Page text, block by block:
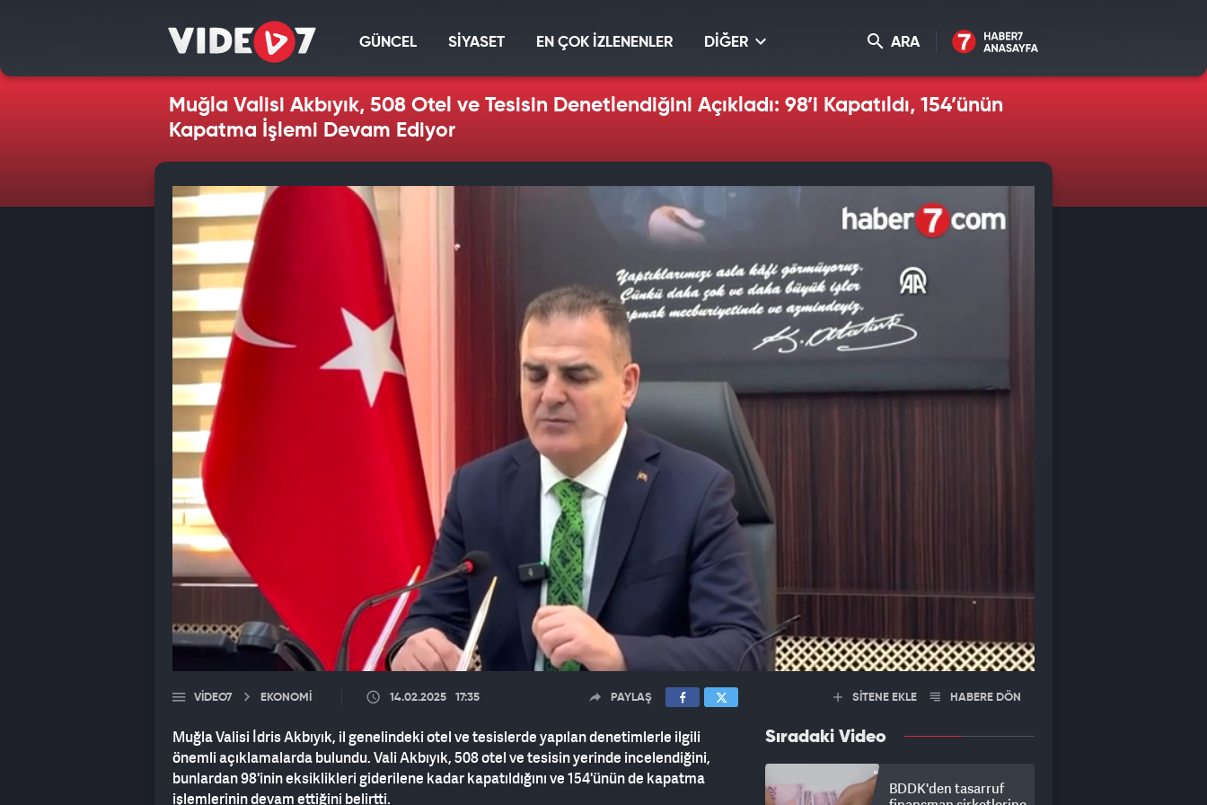
GÜNCEL SİYASET EN ÇOK İZLENENLER DİĞER ARA
Muğla Valisi Akbıyık, 508 Otel ve Tesisin Denetlendiğini Açıkladı: 98’i Kapatıldı, 154’ünün
Kapatma İşlemi Devam Ediyor
VIDEO7 EKONOMİ 14.02.2025 17:35 PAYLAŞ
Muğla Valisi İdris Akbıyık, il genelindeki otel ve tesislerde yapılan denetimlerle ilgili
önemli açıklamalarda bulundu. Vali Akbıyık, 508 otel ve tesisin yerinde incelendiğini,
bunlardan 98'inin eksiklikleri giderilene kadar kapatıldığını ve 154'ünün de kapatma
işlemlerinin devam ettiğini belirtti.
SİTENE EKLE HABERE DÖN
Sıradaki Video
BDDK'den tasarruf